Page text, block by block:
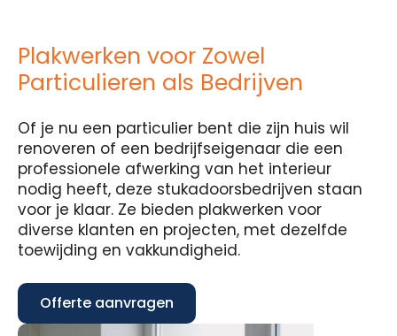
Plakwerken voor Zowel
Particulieren als Bedrijven
Of je nu een particulier bent die zijn huis wil
renoveren of een bedrijfseigenaar die een
professionele afwerking van het interieur
nodig heeft, deze stukadoorsbedrijven staan
voor je klaar. Ze bieden plakwerken voor
diverse klanten en projecten, met dezelfde
toewijding en vakkundigheid.
Offerte aanvragen